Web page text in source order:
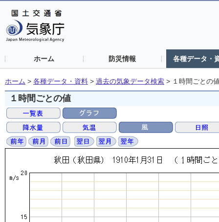
ホーム 防災情報 各種データ・
ホーム > 各種データ・資料 > 過去の気象データ検索 > １時間ごとの
１時間ごとの値